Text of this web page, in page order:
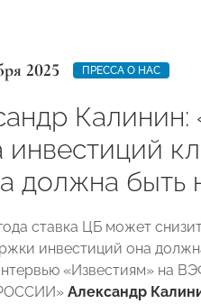
2025 ПРЕССА О НАС
Калинин:
инвестиций
должна быть
ставка ЦБ может
инвестиций она
«Известиям» на
Александр